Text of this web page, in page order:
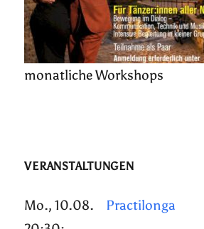
monatliche Workshops
VERANSTALTUNGEN
Mo., 10.08.
Practilonga